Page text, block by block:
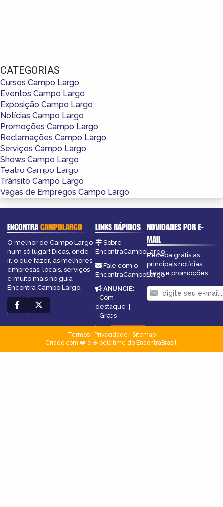
CATEGORIAS
Cursos Campo Largo
Eventos Campo Largo
Exposição Campo Largo
Notícias Campo Largo
Promoções Campo Largo
Reclamações Campo Largo
Serviços Campo Largo
Shows Campo Largo
Teatro Campo Largo
Trânsito Campo Largo
Vagas de Empregos Campo Largo
ENCONTRACAMPOLARGO
O melhor de Campo Largo
num só lugar! Dicas, onde
ir, o que fazer, as melhores
empresas, locais, serviços
e muito mais no guia
Encontra Campo Largo.
LINKS RÁPIDOS
Sobre
EncontraCampoLargo
Fale com o
EncontraCampoLargo
ANUNCIE:
Com
destaque
Grátis
NOVIDADES POR E-
MAIL
Receba grátis as
principais notícias,
dicas e promoções
Termos| Privacidade
Sitemap
Criado com ❤️ e ☕ pelo time do EncontraBrasil